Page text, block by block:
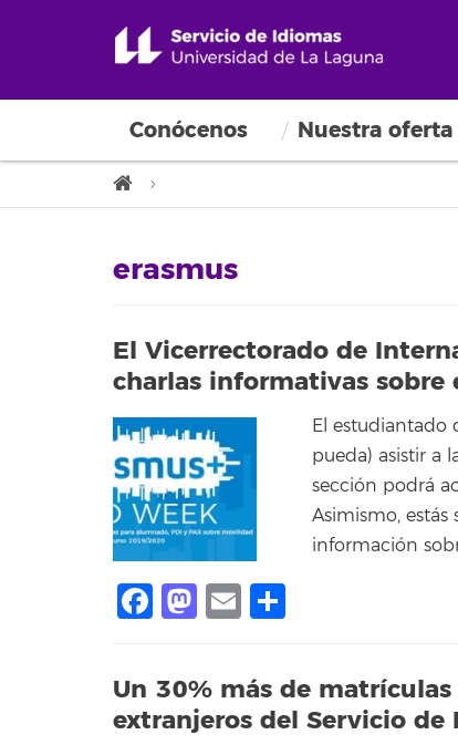
Conócenos Nuestra oferta
erasmus
El Vicerrectorado de
charlas informativas sobre
El estudiantado
pueda) asistir a
sección podrá
Asimismo,
información
Facebook
Mastodon
Email
Un 30% más de
extranjeros del Servicio de